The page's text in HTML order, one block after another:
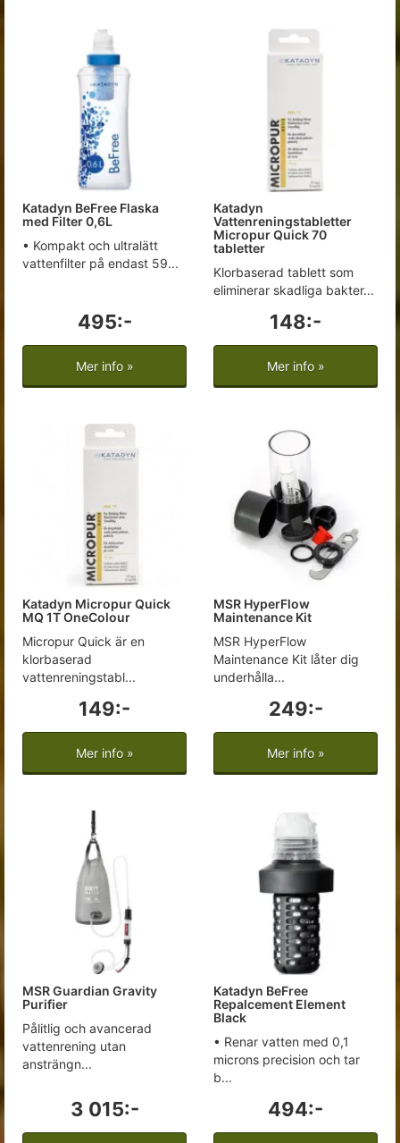
Katadyn BeFree Flaska
med Filter 0,6L
• Kompakt och ultralätt
vattenfilter på endast 59...
495:-
Mer info »
Katadyn
Vattenreningstabletter
Micropur Quick 70
tabletter
Klorbaserad tablett som
eliminerar skadliga bakter...
148:-
Mer info »
Katadyn Micropur Quick
MQ 1T OneColour
Micropur Quick är en
klorbaserad
vattenreningstabl...
149:-
Mer info »
MSR HyperFlow
Maintenance Kit
MSR HyperFlow
Maintenance Kit låter dig
underhålla...
249:-
Mer info »
MSR Guardian Gravity
Purifier
Pålitlig och avancerad
vattenrening utan
ansträngn...
3 015:-
Katadyn BeFree
Repalcement Element
Black
• Renar vatten med 0,1
microns precision och tar
b...
494:-